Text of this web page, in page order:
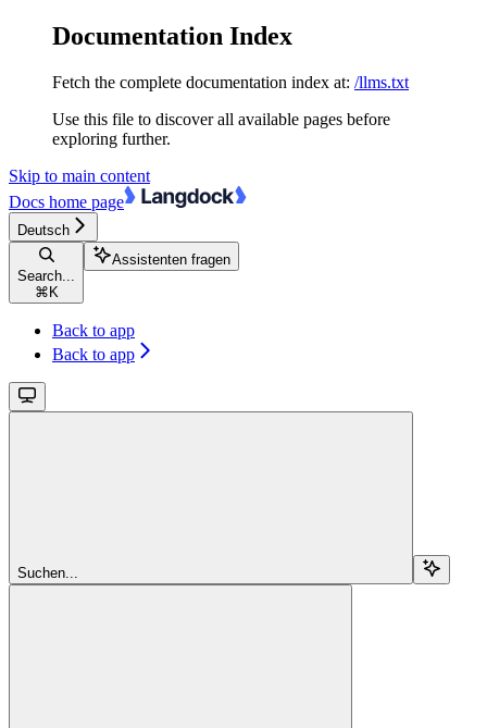
Documentation Index
Fetch the complete documentation index at: /llms.txt
Use this file to discover all available pages before
exploring further.
Skip to main content
Docs home page
Deutsch
Search...
⌘ K
Assistenten fragen
Back to app
Back to app
Suchen...